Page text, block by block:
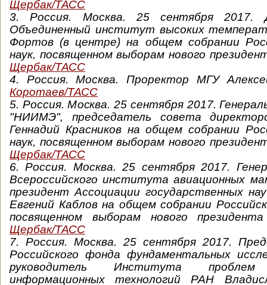
Щербак/ТАСС
3.Россия. Москва. 25 сентября 2017.
Объединенный институт высоких
Фортов (в центре) на общем собрании
наук, посвященном выборам нового
Щербак/ТАСС
4. Россия. Москва. Проректор МГУ
Коротаев/ТАСС
5. Россия. Москва. 25 сентября 2017.
"НИИМЭ", председатель совета
Геннадий Красников на общем собрании
наук, посвященном выборам нового
Щербак/ТАСС
6.Россия. Москва. 25 сентября 2017.
Всероссийского института авиационных
президент Ассоциации государственных
Евгений Каблов на общем собрании
посвященном выборам нового
Щербак/ТАСС
7. Россия. Москва. 25 сентября 2017.
Российского фонда фундаментальных
руководитель Института
информационных технологий РАН